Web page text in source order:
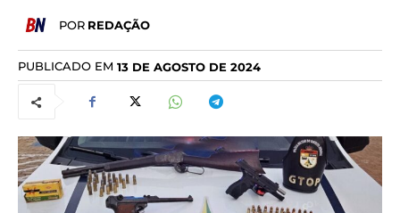
POR REDAÇÃO
PUBLICADO EM 13 DE AGOSTO DE 2024